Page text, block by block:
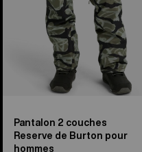
Pantalon 2 couches
Reserve de Burton pour
hommes